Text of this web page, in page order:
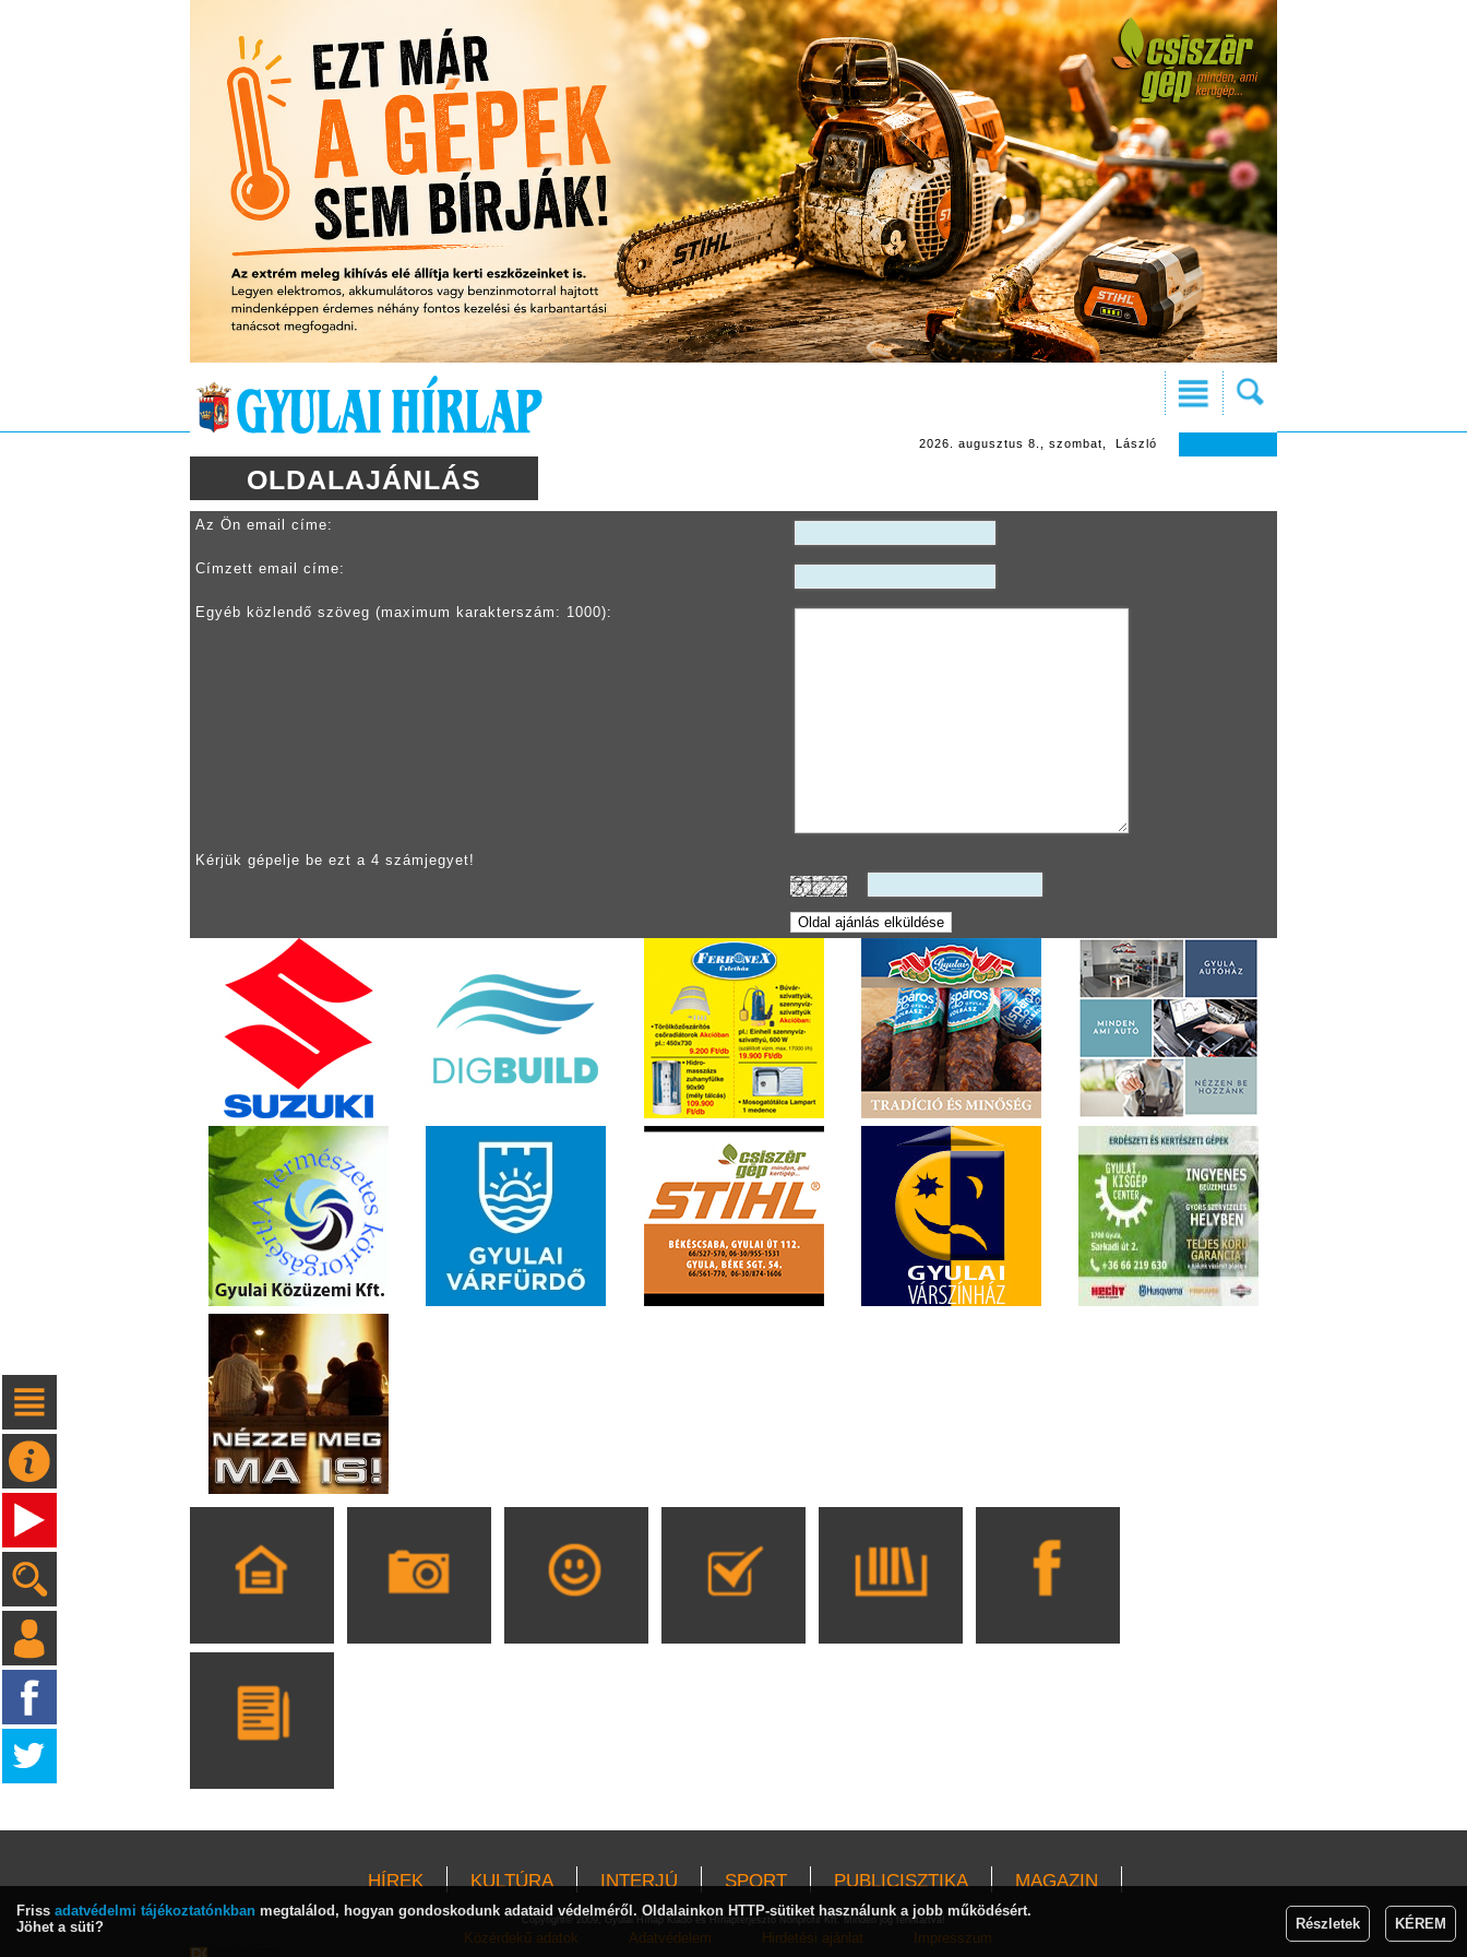
2026. augusztus 8., szombat, László
OLDALAJÁNLÁS
Az Ön email címe:
Címzett email címe:
Egyéb közlendő szöveg (maximum karakterszám: 1000):
Kérjük gépelje be ezt a 4 számjegyet!
HÍREK KULTÚRA INTERJÚ SPORT PUBLICISZTIKA MAGAZIN
Copyright© 2009, Gyulai Hírlap Kiadó és Hírlapterjesztő Nonprofit Kft. Minden jog fenntartva!
Közérdekű adatok Adatvédelem Hirdetési ajánlat Impresszum
Friss adatvédelmi tájékoztatónkban megtalálod, hogyan gondoskodunk adataid védelméről. Oldalainkon HTTP-sütiket használunk a jobb működésért.
Jöhet a süti?
Részletek KÉREM